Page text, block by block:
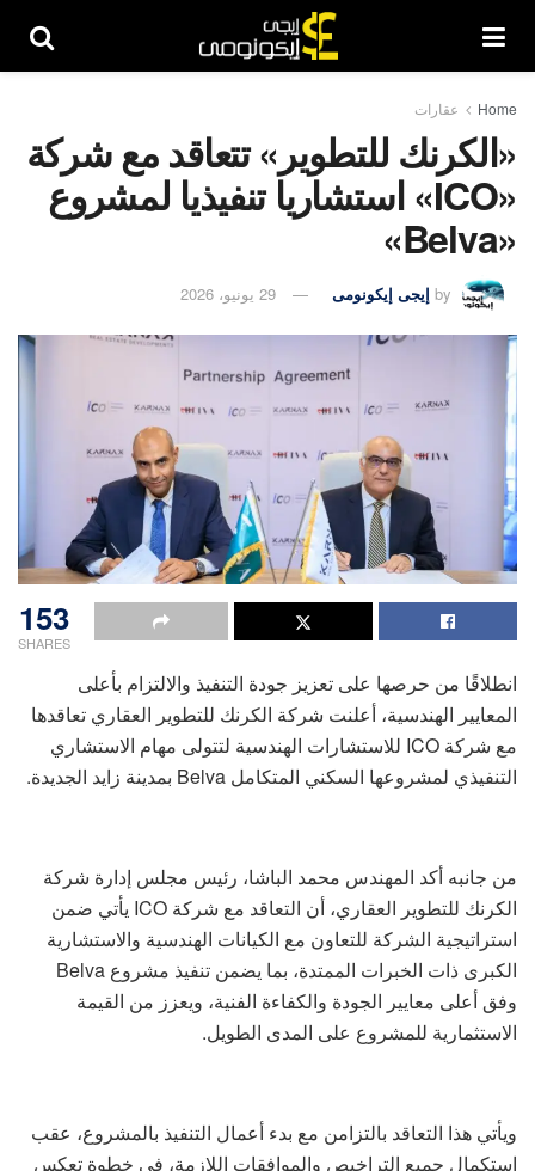
Home عقارات
«الكرنك للتطوير» تتعاقد مع شركة
«ICO» استشاريا تنفيذيا لمشروع
«Belva»
by إيجى إيكونومى 29 يونيو، 2026
153
SHARES
انطلاقًا من حرصها على تعزيز جودة التنفيذ والالتزام بأعلى
المعايير الهندسية، أعلنت شركة الكرنك للتطوير العقاري تعاقدها
مع شركة ICO للاستشارات الهندسية لتتولى مهام الاستشاري
التنفيذي لمشروعها السكني المتكامل Belva بمدينة زايد الجديدة.
من جانبه أكد المهندس محمد الباشا، رئيس مجلس إدارة شركة
الكرنك للتطوير العقاري، أن التعاقد مع شركة ICO يأتي ضمن
استراتيجية الشركة للتعاون مع الكيانات الهندسية والاستشارية
الكبرى ذات الخبرات الممتدة، بما يضمن تنفيذ مشروع Belva
وفق أعلى معايير الجودة والكفاءة الفنية، ويعزز من القيمة
الاستثمارية للمشروع على المدى الطويل.
ويأتي هذا التعاقد بالتزامن مع بدء أعمال التنفيذ بالمشروع، عقب
استكمال جميع التراخيص والموافقات اللازمة، في خطوة تعكس